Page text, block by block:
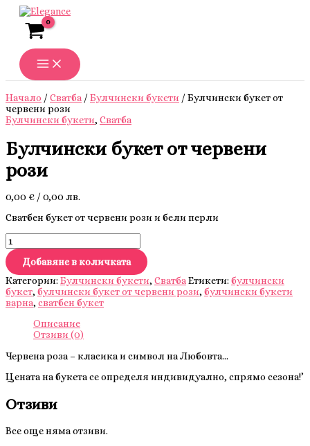
Skip
content
Начало / Сватба / Булчински букети / Булчински букет от
червени рози
Булчински букети, Сватба
Булчински букет от червени
рози
0,00 € / 0,00 лв.
Сватбен букет от червени рози и бели перли
количество
за
Булчински
букет
от
червени
рози
Добавяне в количката
Категории: Булчински букети, СватбаЕтикети: булчински
букет, булчински букет от червени рози, булчински букети
варна, сватбен букет
Описание
Отзиви (0)
Червена роза – класика и символ на Любовта…
Цената на букета се определя индивидуално, спрямо сезона!’
Отзиви
Все още няма отзиви.